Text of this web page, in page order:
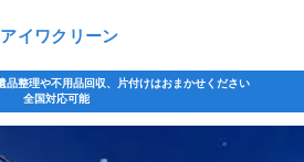
アイワクリーン